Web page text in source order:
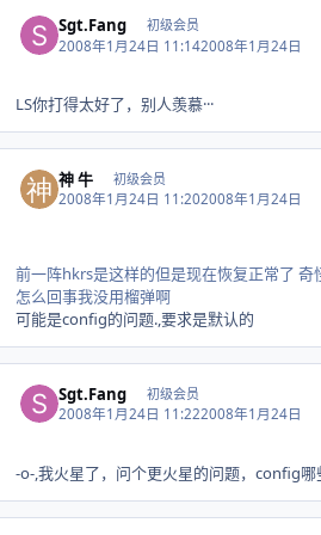
Sgt.Fang 初级会员
2008年1月24日 11:142008年1月24日
LS你打得太好了，别人羡慕···
神 牛 初级会员
2008年1月24日 11:202008年1月24日
前一阵hkrs是这样的但是现在恢复正常了
怎么回事我没用榴弹啊
可能是config的问题.,要求是默认的
Sgt.Fang 初级会员
2008年1月24日 11:222008年1月24日
-o-,我火星了，问个更火星的问题，config哪